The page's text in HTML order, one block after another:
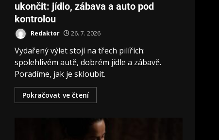
ukončit: jídlo, zábava a auto pod
kontrolou
Redaktor 26. 7. 2026
Vydařený výlet stojí na třech pilířích:
spolehlivém autě, dobrém jídle a zábavě.
Poradíme, jak je skloubit.
Pokračovat ve čtení